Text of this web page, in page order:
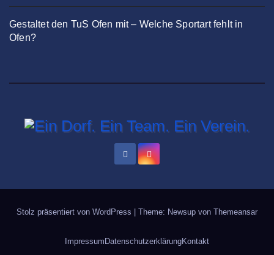
Gestaltet den TuS Ofen mit – Welche Sportart fehlt in
Ofen?
Stolz präsentiert von WordPress Theme: Newsup von Themeansar
Impressum DatenschutzerklärungKontakt